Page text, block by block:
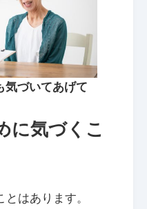
気づいてあげて
に気づくこ
はあります。